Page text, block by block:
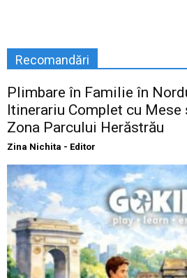
Recomandări
Plimbare în Familie în
Itinerariu Complet cu
Zona Parcului Herăstrău
Zina Nichita - Editor